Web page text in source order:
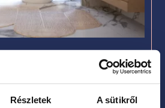
Részletek A sütikről
álló akril